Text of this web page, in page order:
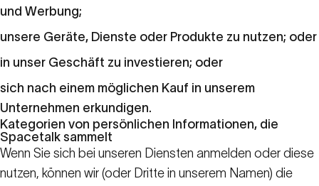
und Werbung;
unsere Geräte, Dienste oder Produkte zu nutzen; oder
in unser Geschäft zu investieren; oder
sich nach einem möglichen Kauf in unserem
Unternehmen erkundigen.
Kategorien von persönlichen Informationen, die
Spacetalk sammelt
Wenn Sie sich bei unseren Diensten anmelden oder diese
nutzen, können wir (oder Dritte in unserem Namen) die